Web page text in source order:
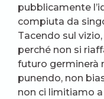
pubblicamente
compiuta da
Tacendo sul
perché non si
futuro germinerà
punendo, non
non ci limitiamo